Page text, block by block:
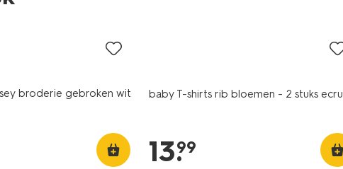
broderie gebroken wit baby T-shirts rib bloemen - 2 stuks ecru
13.
99